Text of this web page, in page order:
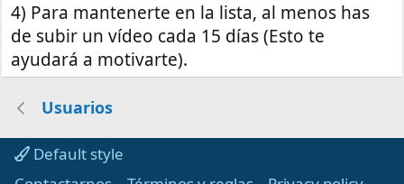
4) Para mantenerte en la lista, al menos has
de subir un vídeo cada 15 días (Esto te
ayudará a motivarte).
Usuarios
Default style